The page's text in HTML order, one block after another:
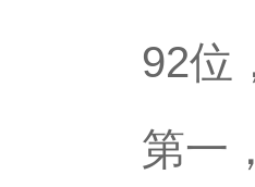
92位
第一